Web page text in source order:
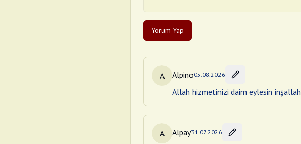
Yorum Yap
A Alpino05.08.2026
Allah hizmetinizi daim eylesin inşallah
A Alpay31.07.2026